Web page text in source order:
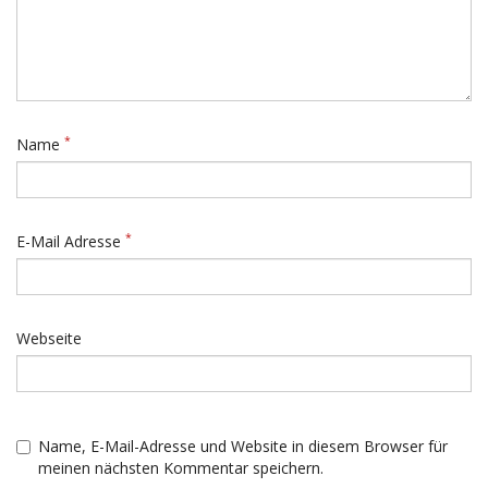
Name *
E-Mail Adresse *
Webseite
Name, E-Mail-Adresse und Website in diesem Browser für
meinen nächsten Kommentar speichern.